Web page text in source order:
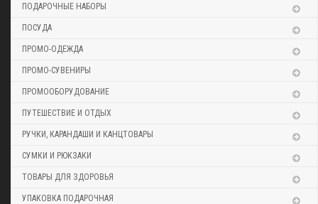
ПОДАРОЧНЫЕ НАБОРЫ
ПОСУДА
ПРОМО-ОДЕЖДА
ПРОМО-СУВЕНИРЫ
ПРОМООБОРУДОВАНИЕ
ПУТЕШЕСТВИЕ И ОТДЫХ
РУЧКИ, КАРАНДАШИ И КАНЦТОВАРЫ
СУМКИ И РЮКЗАКИ
ТОВАРЫ ДЛЯ ЗДОРОВЬЯ
УПАКОВКА ПОДАРОЧНАЯ